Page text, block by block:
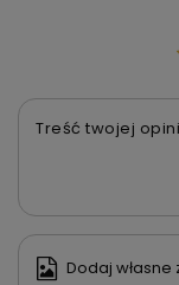
Treść twojej
Dodaj